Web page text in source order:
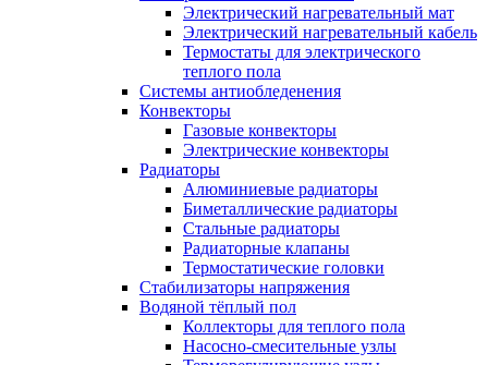
Электрический нагревательный мат
Электрический нагревательный кабель
Термостаты для электрического
теплого пола
Системы антиобледенения
Конвекторы
Газовые конвекторы
Электрические конвекторы
Радиаторы
Алюминиевые радиаторы
Биметаллические радиаторы
Стальные радиаторы
Радиаторные клапаны
Термостатические головки
Стабилизаторы напряжения
Водяной тёплый пол
Коллекторы для теплого пола
Насосно-смесительные узлы